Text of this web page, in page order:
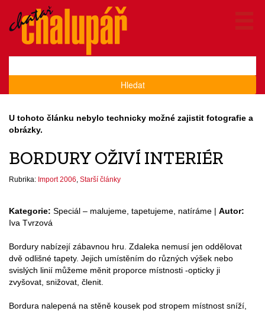
Hledat
U tohoto článku nebylo technicky možné zajistit fotografie a
obrázky.
BORDURY OŽIVÍ INTERIÉR
Rubrika: Import 2006 Starší články
Kategorie: Speciál – malujeme, tapetujeme, natíráme | Autor:
Iva Tvrzová
Bordury nabízejí zábavnou hru. Zdaleka nemusí jen oddělovat
dvě odlišné tapety. Jejich umístěním do různých výšek nebo
svislých linií můžeme měnit proporce místnosti -opticky ji
zvyšovat, snižovat, členit.
Bordura nalepená na stěně kousek pod stropem místnost sníží,